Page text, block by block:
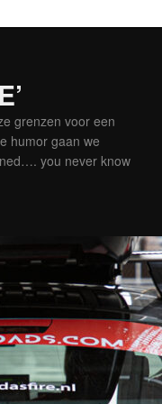
grenzen voor een
humor gaan we
you never know